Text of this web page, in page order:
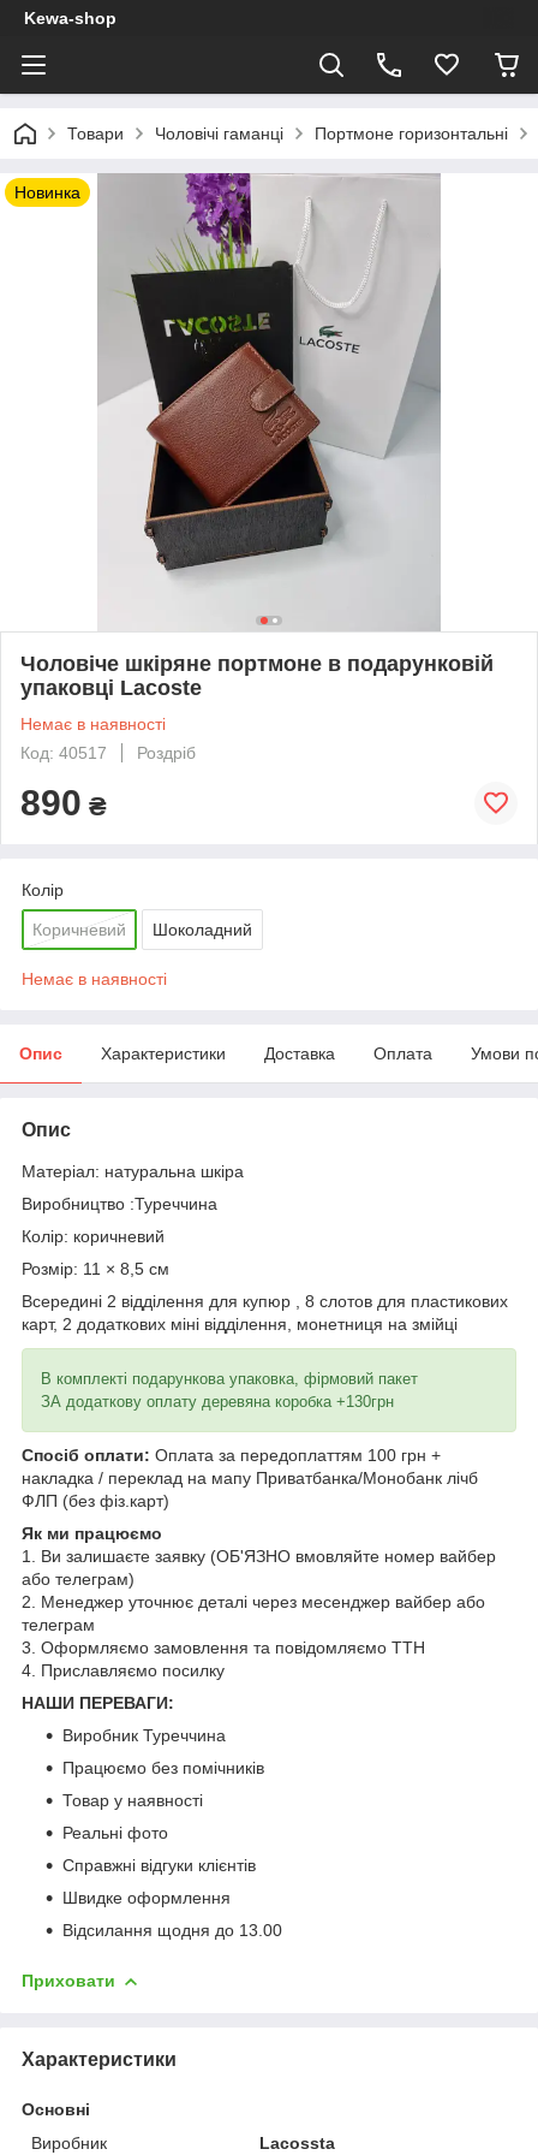
Kewa-shop
Товари Чоловічі гаманці Портмоне горизонтальні
Новинка
Чоловіче шкіряне портмоне в подарунковій
упаковці Lacoste
Немає в наявності
Код: 40517
Роздріб
890 ₴
Колір
Коричневий Шоколадний
Немає в наявності
Опис Характеристики Доставка Оплата Умови
Опис
Матеріал: натуральна шкіра
Виробництво :Туреччина
Колір: коричневий
Розмір: 11 × 8,5 см
Всередині 2 відділення для купюр , 8 слотов для пластикових
карт, 2 додаткових міні відділення, монетниця на змійці
В комплекті подарункова упаковка, фірмовий пакет
ЗА додаткову оплату деревяна коробка +130грн
Спосіб оплати: Оплата за передоплаттям 100 грн +
накладка / переклад на мапу Приватбанка/Монобанк лічб
ФЛП (без фіз.карт)
Як ми працюємо
1. Ви залишаєте заявку (ОБ'ЯЗНО вмовляйте номер вайбер
або телеграм)
2. Менеджер уточнює деталі через месенджер вайбер або
телеграм
3. Оформляємо замовлення та повідомляємо ТТН
4. Приславляємо посилку
НАШИ ПЕРЕВАГИ:
Виробник Туреччина
Працюємо без помічників
Товар у наявності
Реальні фото
Справжні відгуки клієнтів
Швидке оформлення
Відсилання щодня до 13.00
Приховати
Характеристики
Основні
Виробник
Lacossta